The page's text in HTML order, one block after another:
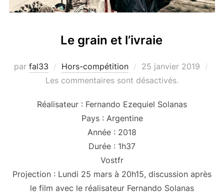
Le grain et l’ivraie
par fal33 Hors-compétition
Publié
le
25 janvier 2019
Les commentaires sont désactivés.
Réalisateur : Fernando Ezequiel Solanas
Pays : Argentine
Année : 2018
Durée : 1h37
Vostfr
Projection : Lundi 25 mars à 20h15, discussion après
le film avec le réalisateur Fernando Solanas